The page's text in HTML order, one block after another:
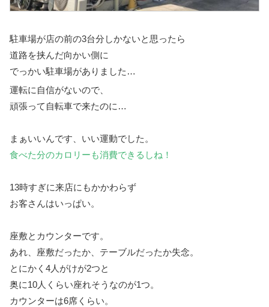
駐車場が店の前の3台分しかないと思ったら
道路を挟んだ向かい側に
でっかい駐車場がありました…
運転に自信がないので、
頑張って自転車で来たのに…
まぁいいんです、いい運動でした。
食べた分のカロリーも消費できるしね！
13時すぎに来店にもかかわらず
お客さんはいっぱい。
座敷とカウンターです。
あれ、座敷だったか、テーブルだったか失念。
とにかく4人がけが2つと
奥に10人くらい座れそうなのが1つ。
カウンターは6席くらい。